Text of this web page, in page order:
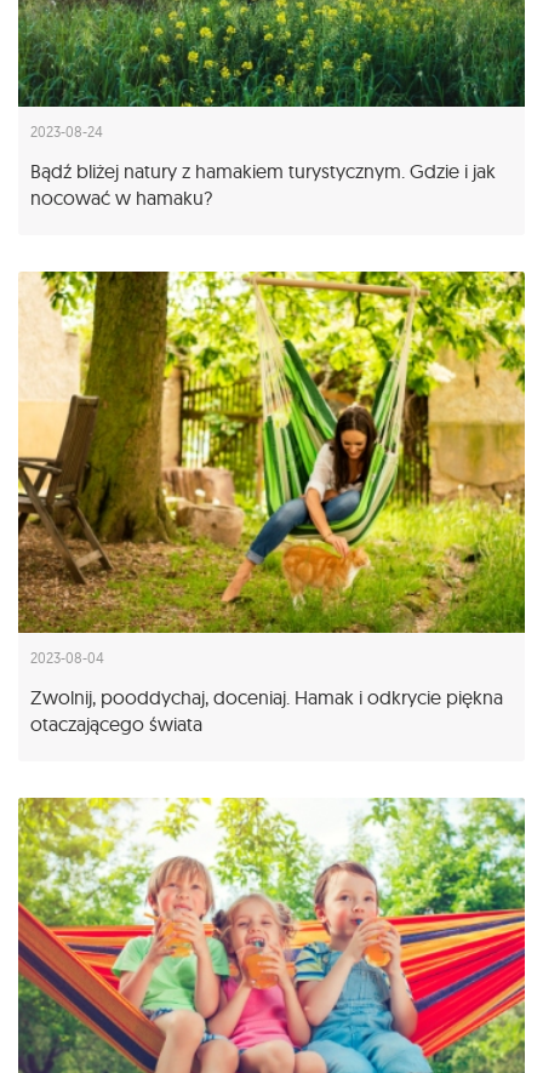
2023-08-24
Bądź bliżej natury z hamakiem turystycznym. Gdzie i jak
nocować w hamaku?
2023-08-04
Zwolnij, pooddychaj, doceniaj. Hamak i odkrycie piękna
otaczającego świata